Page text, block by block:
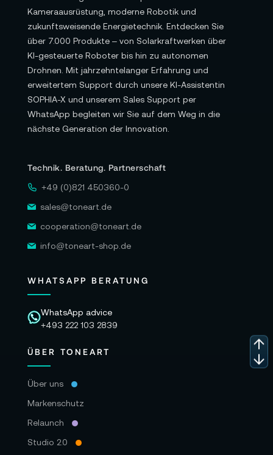
Kameraausrüstung, moderne Robotik und
zukunftsweisende Energietechnik. Entdecken Sie
über 7.000 Produkte – von Solarkraftwerken über
KI-gesteuerte Roboter bis hin zu autonomen
Drohnen. Mit jahrzehntelanger Erfahrung und
erweitertem Support durch unsere KI-Assistentin
SOPHIA-X und unserem Sales Support per
WhatsApp begleiten wir Sie auf dem Weg in die
nächste Generation der Innovation.
Technik. Beratung. Partnerschaft
+49 (0)821 450360-0
sales@toneart.de
cooperation@toneart.de
info@toneart-shop.de
WHATSAPP BERATUNG
WhatsApp advice
+493 222 103 2839
ÜBER TONEART
Über uns
Markenschutz
Relaunch
Studio 2.0